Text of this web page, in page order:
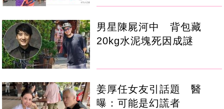
男星陳屍河中 背包藏
20kg水泥塊死因成謎
姜厚任女友引話題 醫
曝：可能是幻謊者